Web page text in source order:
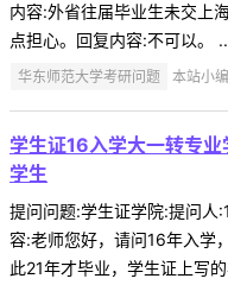
内容:外省往届毕业生未交上
点担心。回复内容:不可以。
华东师范大学考研问题 本站小
学生证16入学大一转专
学生
提问问题:学生证学院:提问
容:老师您好，请问16年入学
此21年才毕业，学生证上写